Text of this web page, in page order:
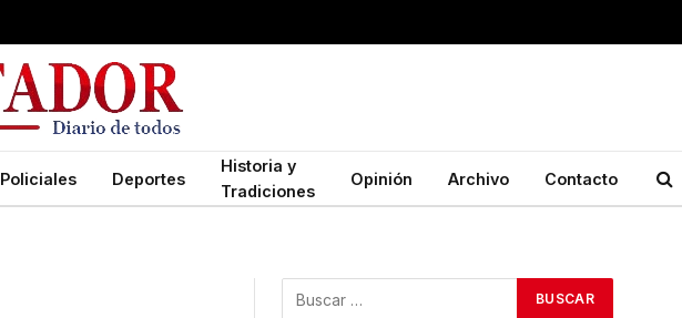
Policiales Deportes
Historia y
Tradiciones
Opinión Archivo Contacto